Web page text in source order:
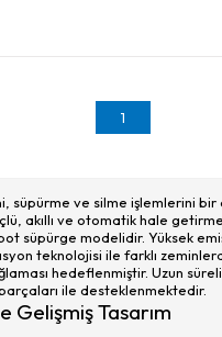
1
süpürme ve silme işlemlerini
akıllı ve otomatik hale
süpürge modelidir. Yüksek
teknolojisi ile farklı
hedeflenmiştir. Uzun
ile desteklenmektedir.
Gelişmiş Tasarım